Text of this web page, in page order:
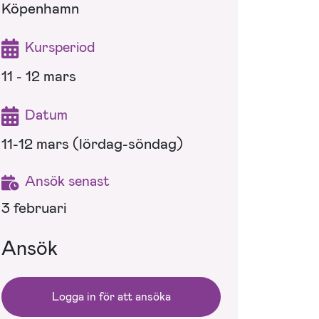
Köpenhamn
Kursperiod
11 - 12 mars
Datum
11-12 mars (lördag-söndag)
Ansök senast
3 februari
Ansök
Logga in för att ansöka